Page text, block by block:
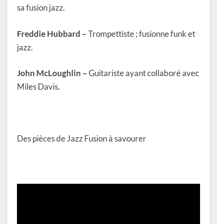
sa fusion jazz.
Freddie Hubbard –Trompettiste ; fusionne funk et
jazz.
John McLoughlin –Guitariste ayant collaboré avec
Miles Davis.
Des pièces de Jazz Fusion à savourer